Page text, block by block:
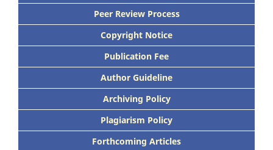
Peer Review Process
Copyright Notice
Publication Fee
Author Guideline
Archiving Policy
Plagiarism Policy
Forthcoming Articles